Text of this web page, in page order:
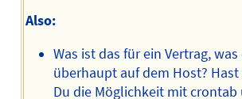
Also:
Was ist das für ein Vertrag,
überhaupt auf dem Host?
Du die Möglichkeit mit crontab